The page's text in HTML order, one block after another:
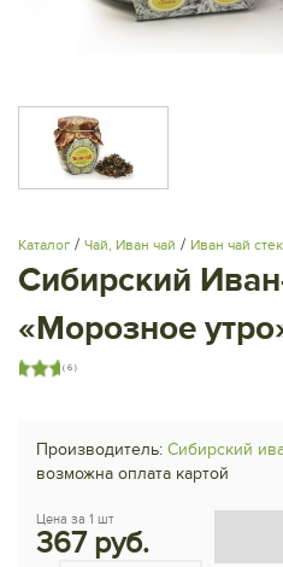
Каталог / Чай, Иван чай / Иван чай
Сибирский
«Морозное
( 6 )
Производитель: Сибирский
возможна оплата картой
Цена за 1 шт
367 руб.